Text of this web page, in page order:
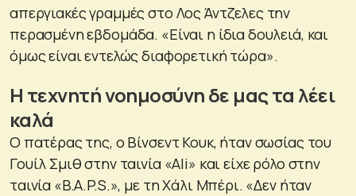
απεργιακές γραμμές στο Λος Άντζελες την
περασμένη εβδομάδα. «Είναι η ίδια δουλειά, και
όμως είναι εντελώς διαφορετική τώρα».
Η τεχνητή νοημοσύνη δε μας τα λέει
καλά
Ο πατέρας της, ο Βίνσεντ Κουκ, ήταν σωσίας του
Γουίλ Σμιθ στην ταινία «Ali» και είχε ρόλο στην
ταινία «B.A.P.S.», με τη Χάλι Μπέρι. «Δεν ήταν